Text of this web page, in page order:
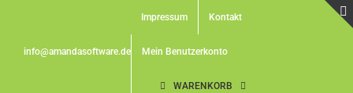
contentinfo@amandasoftware.de
Impressum Kontakt
Mein Benutzerkonto
WARENKORB